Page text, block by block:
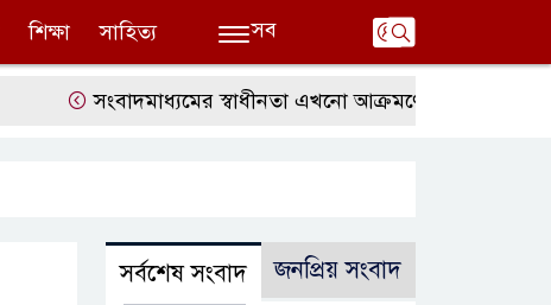
শিক্ষা সাহিত্য সব
সংবাদমাধ্যমের স্বাধীনতা এখনো আক্রমণের মুখে: সম্পাদক
সর্বশেষ সংবাদ জনপ্রিয় সংবাদ